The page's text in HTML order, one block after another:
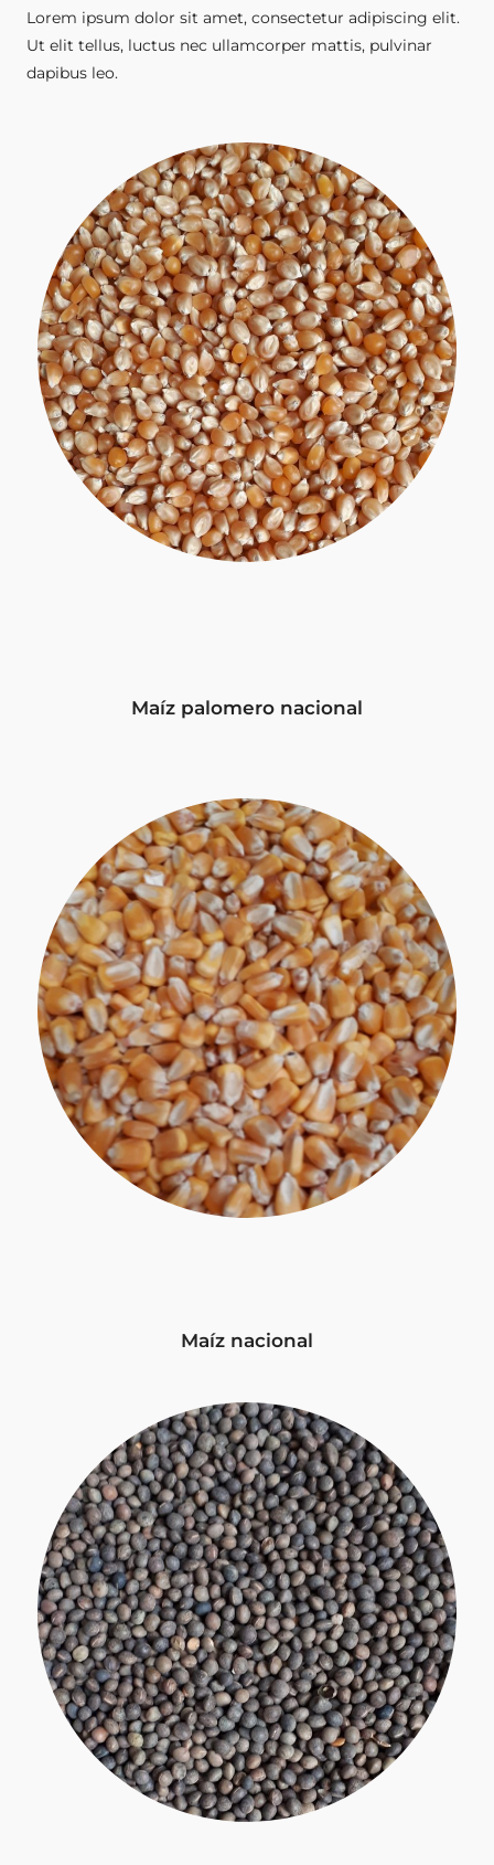
Lorem ipsum dolor sit amet, consectetur adipiscing elit.
Ut elit tellus, luctus nec ullamcorper mattis, pulvinar
dapibus leo.
Maíz palomero nacional
Maíz nacional